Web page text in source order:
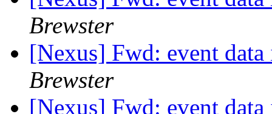
Brewster
[Nexus] Fwd: event
Brewster
[Nexus] Fwd: event